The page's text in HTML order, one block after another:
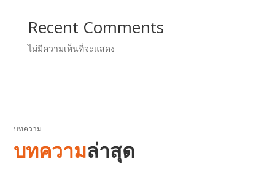
Recent Comments
ไม่มีความเห็นที่จะแสดง
บทความ
บทความล่าสุด